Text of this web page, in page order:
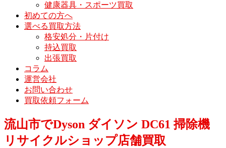
健康器具・スポーツ買取
初めての方へ
選べる買取方法
格安処分・片付け
持込買取
出張買取
コラム
運営会社
お問い合わせ
買取依頼フォーム
流山市でDyson ダイソン DC61 掃除機
リサイクルショップ店舗買取